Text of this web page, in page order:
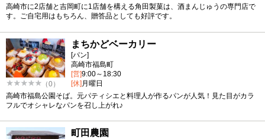
高崎市に2店舗と吉岡町に1店舗を構える角田製菓は、酒まんじゅうの専門店で
す。ご自宅用はもちろん、贈答品としても好評です。
（0）
まちかどベーカリー
[パン]
高崎市福島町
[営]9:00～18:30
[休]月曜日
高崎市福島公園そば。元パティシエと料理人が作るパンが人気！見た目がカラ
フルでオシャレなパンを召し上がれ♪
町田農園